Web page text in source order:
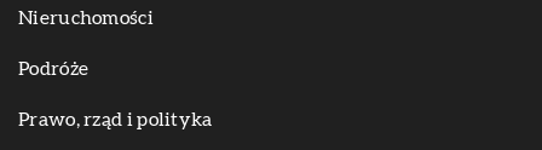
Nieruchomości
Podróże
Prawo, rząd i polityka